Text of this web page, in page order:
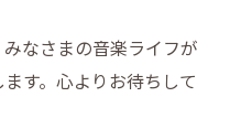
みなさまの音楽ライフが
す。心よりお待ちして